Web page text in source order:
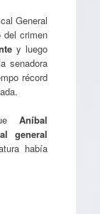
General
crimen
y luego
la senadora
récord
Aníbal
general
había